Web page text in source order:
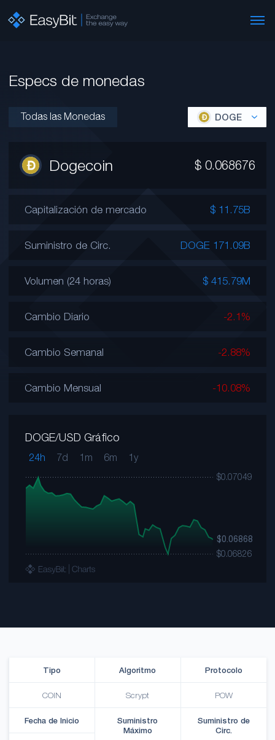
Especs de monedas
Todas las Monedas DOGE
Dogecoin $ 0.068676
Capitalización de mercado $ 11.75B
Suministro de Circ. DOGE 171.09B
Volumen (24 horas) $ 415.79M
Cambio Diario -2.1%
Cambio Semanal -2.88%
Cambio Mensual -10.08%
DOGE/USD Gráfico
24h 7d 1m 6m 1y
Tipo
COIN
Algoritmo
Scrypt
Protocolo
POW
Fecha de Inicio
Suministro
Máximo
Suministro de
Circ.